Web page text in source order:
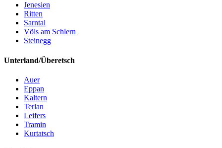
Jenesien
Ritten
Sarntal
Völs am Schlern
Steinegg
Unterland/Überetsch
Auer
Eppan
Kaltern
Terlan
Leifers
Tramin
Kurtatsch